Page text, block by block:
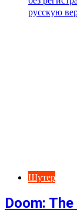
Шутер
Doom: